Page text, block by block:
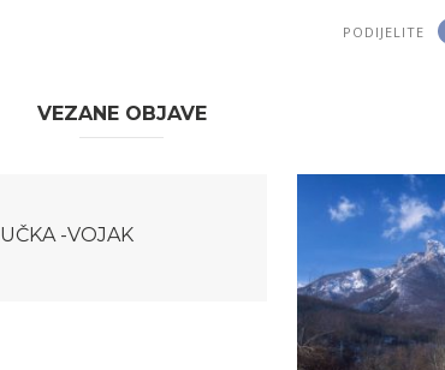
PODIJELITE
VEZANE OBJAVE
UČKA -VOJAK